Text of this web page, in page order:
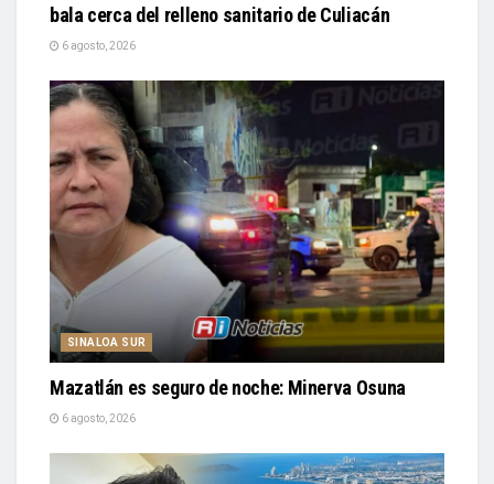
bala cerca del relleno sanitario de Culiacán
6 agosto, 2026
SINALOA SUR
Mazatlán es seguro de noche: Minerva Osuna
6 agosto, 2026